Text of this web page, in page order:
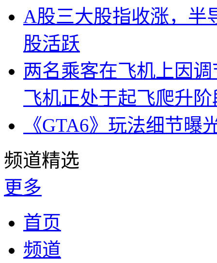
A股三大股指收涨，半
股活跃
两名乘客在飞机上因
飞机正处于起飞爬升阶
《GTA6》玩法细节
频道精选
更多
首页
频道